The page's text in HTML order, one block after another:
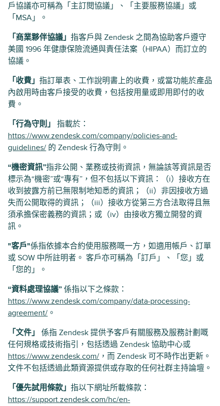
戶協議亦可稱為「主訂閱協議」、「主要服務協議」或
「MSA」。
「商業夥伴協議」 指客戶與 Zendesk 之間為協助客戶遵守
美國 1996 年健康保險流通與責任法案（HIPAA）而訂立的
協議。
「收費」 指訂單表、工作說明書上的收費，或當功能於產品
內啟用時由客戶接受的收費，包括按用量或即用即付的收
費。
「行為守則」
指載於：
https://www.zendesk.com/company/policies-and-
guidelines/ 的 Zendesk 行為守則。
“機密資訊”指非公開、業務或技術資訊，無論該等資訊是否
標示為“機密”或“專有”，但不包括以下資訊：（i）接收方在
收到披露方前已無限制地知悉的資訊；（ii）非因接收方過
失而公開取得的資訊；（iii）接收方從第三方合法取得且無
須承擔保密義務的資訊；或（iv）由接收方獨立開發的資
訊。
"客戶"係指依據本合約使用服務嘅一方，如適用帳戶、訂單
或 SOW 中所註明者。 客戶亦可稱為「訂戶」、「您」或
「您的」。
“資料處理協議” 係指以下之條款：
https://www.zendesk.com/company/data-processing-
agreement/ 。
「文件」
係指 Zendesk 提供予客戶有關服務及服務計劃嘅
任何規格或技術指引，包括透過 Zendesk 協助中心或
https://www.zendesk.com/ ，而 Zendesk 可不時作出更新。
文件不包括透過此類資源提供或存取的任何社群主持論壇。
「優先試用條款」 指以下網址所載條款：
https://support.zendesk.com/hc/en-